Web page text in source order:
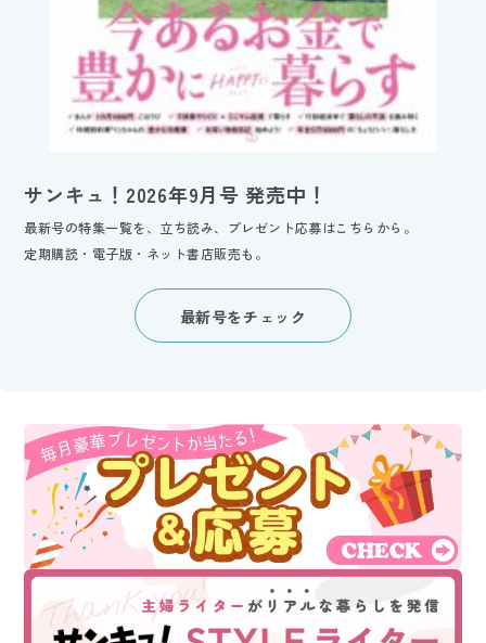
サンキュ！2026年9月号 発売中！
最新号の特集一覧を、立ち読み、プレゼント応募はこちらから。
定期購読・電子版・ネット書店販売も。
最新号をチェック